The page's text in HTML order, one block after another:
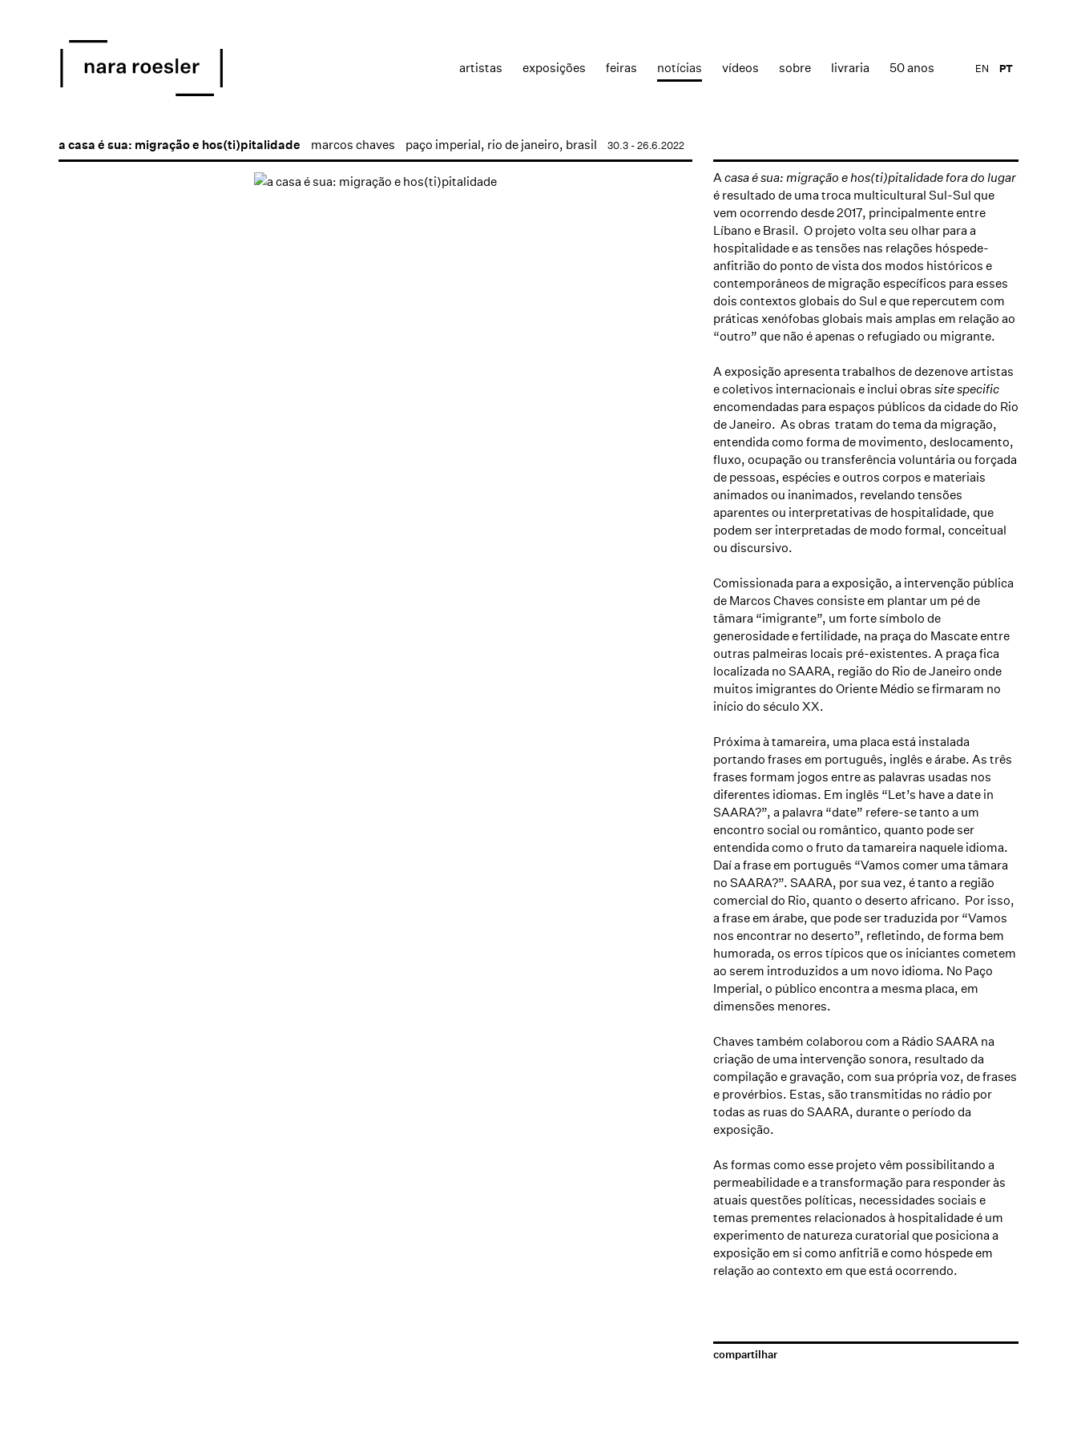
artistas exposições feiras notícias vídeos sobre livraria 50 anos PT
EN
a casa é sua: migração e hos(ti)pitalidade marcos chaves paço imperial, rio de janeiro, brasil 30.3 - 26.6.2022
Acasa é sua: migração e hos(ti)pitalidade fora do lugar
é resultado de uma troca multicultural Sul-Sul que
vem ocorrendo desde 2017, principalmente entre
Líbano e Brasil. O projeto volta seu olhar para a
hospitalidade e as tensões nas relações hóspede-
anfitrião do ponto de vista dos modos históricos e
contemporâneos de migração específicos para esses
dois contextos globais do Sul e que repercutem com
práticas xenófobas globais mais amplas em relação ao
“outro” que não é apenas o refugiado ou migrante.
A exposição apresenta trabalhos de dezenove artistas
e coletivos internacionais e inclui obras site specific
encomendadas para espaços públicos da cidade do Rio
de Janeiro. As obras tratam do tema da migração,
entendida como forma de movimento, deslocamento,
fluxo, ocupação ou transferência voluntária ou forçada
de pessoas, espécies e outros corpos e materiais
animados ou inanimados, revelando tensões
aparentes ou interpretativas de hospitalidade, que
podem ser interpretadas de modo formal, conceitual
ou discursivo.
Comissionada para a exposição, a intervenção pública
de Marcos Chaves consiste em plantar um pé de
tâmara “imigrante”, um forte símbolo de
generosidade e fertilidade, na praça do Mascate entre
outras palmeiras locais pré-existentes. A praça fica
localizada no SAARA, região do Rio de Janeiro onde
muitos imigrantes do Oriente Médio se firmaram no
início do século XX.
Próxima à tamareira, uma placa está instalada
portando frases em português, inglês e árabe. As três
frases formam jogos entre as palavras usadas nos
diferentes idiomas. Em inglês “Let’s have a date in
SAARA?”, a palavra “date” refere-se tanto a um
encontro social ou romântico, quanto pode ser
entendida como o fruto da tamareira naquele idioma.
Daí a frase em português “Vamos comer uma tâmara
no SAARA?”. SAARA, por sua vez, é tanto a região
comercial do Rio, quanto o deserto africano. Por isso,
a frase em árabe, que pode ser traduzida por “Vamos
nos encontrar no deserto”, refletindo, de forma bem
humorada, os erros típicos que os iniciantes cometem
ao serem introduzidos a um novo idioma. No Paço
Imperial, o público encontra a mesma placa, em
dimensões menores.
Chaves também colaborou com a Rádio SAARA na
criação de uma intervenção sonora, resultado da
compilação e gravação, com sua própria voz, de frases
e provérbios. Estas, são transmitidas no rádio por
todas as ruas do SAARA, durante o período da
exposição.
As formas como esse projeto vêm possibilitando a
permeabilidade e a transformação para responder às
atuais questões políticas, necessidades sociais e
temas prementes relacionados à hospitalidade é um
experimento de natureza curatorial que posiciona a
exposição em si como anfitriã e como hóspede em
relação ao contexto em que está ocorrendo.
compartilhar